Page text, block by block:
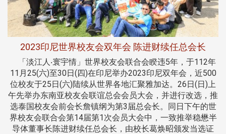
2023印尼世界校友会双年会 陈进财续任总会长
「淡江人‧寰宇情」世界校友会联合会睽违5年，于112年
11月25(六)至30日(四)在印尼举办2023印尼双年会，近500
位校友于25日(六)陆续从世界各地汇聚雅加达。26日(日)上
午先举办东南亚校友会联谊总会会员大会，并进行改选，推
选泰国校友会前会长詹镇纲为第3届总会长。同日下午的世
界校友会联合会第14届第1次会员大会中，一致推举稳懋半
导体董事长陈进财续任总会长，由校长葛焕昭颁发当选证